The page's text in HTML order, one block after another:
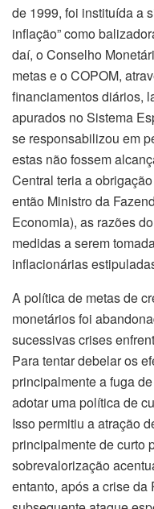
de 1999, foi instituída a
inflação” como
daí, o Conselho
metas e o COPOM,
financiamentos diários,
apurados no Sistema
se responsabilizou em
estas não fossem
Central teria a
então Ministro da
Economia), as razões
medidas a serem
inflacionárias
A política de metas de
monetários foi
sucessivas crises
Para tentar debelar os
principalmente a fuga
adotar uma política de
Isso permitiu a atração
principalmente de curto
sobrevalorização
entanto, após a crise da